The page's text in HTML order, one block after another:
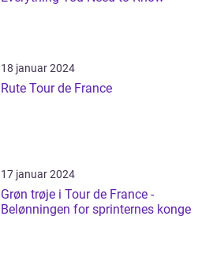
18 januar 2024
Rute Tour de France
17 januar 2024
Grøn trøje i Tour de France -
Belønningen for sprinternes konge